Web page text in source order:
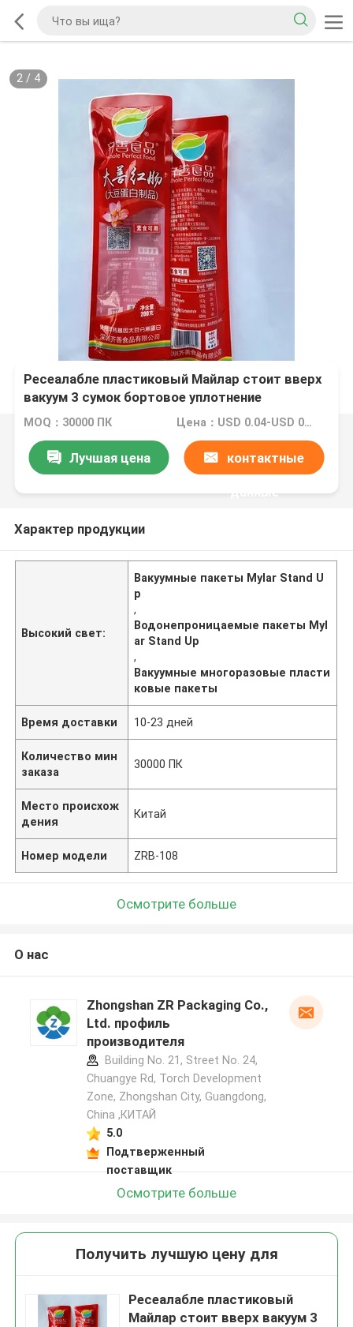
2/ 4
Ресеалабле пластиковый Майлар стоит вверх
вакуум 3 сумок бортовое уплотнение
водоустойчивое
MOQ：30000 ПК Цена：USD 0.04-USD 0.15
Лучшая цена контактные
данные
Характер продукции
Высокий свет:
Вакуумные пакеты Mylar Stand U
p
,
Водонепроницаемые пакеты Myl
ar Stand Up
,
Вакуумные многоразовые пласти
ковые пакеты
Время доставки 10-23 дней
Количество мин
заказа
30000 ПК
Место происхож
дения
Китай
Номер модели ZRB-108
Осмотрите больше
О нас
Zhongshan ZR Packaging Co.,
Ltd. профиль
производителя
Building No. 21, Street No. 24,
Chuangye Rd, Torch Development
Zone, Zhongshan City, Guangdong,
China ,КИТАЙ
5.0
Подтверженный
поставщик
Осмотрите больше
Получить лучшую цену для
Ресеалабле пластиковый
Майлар стоит вверх вакуум 3